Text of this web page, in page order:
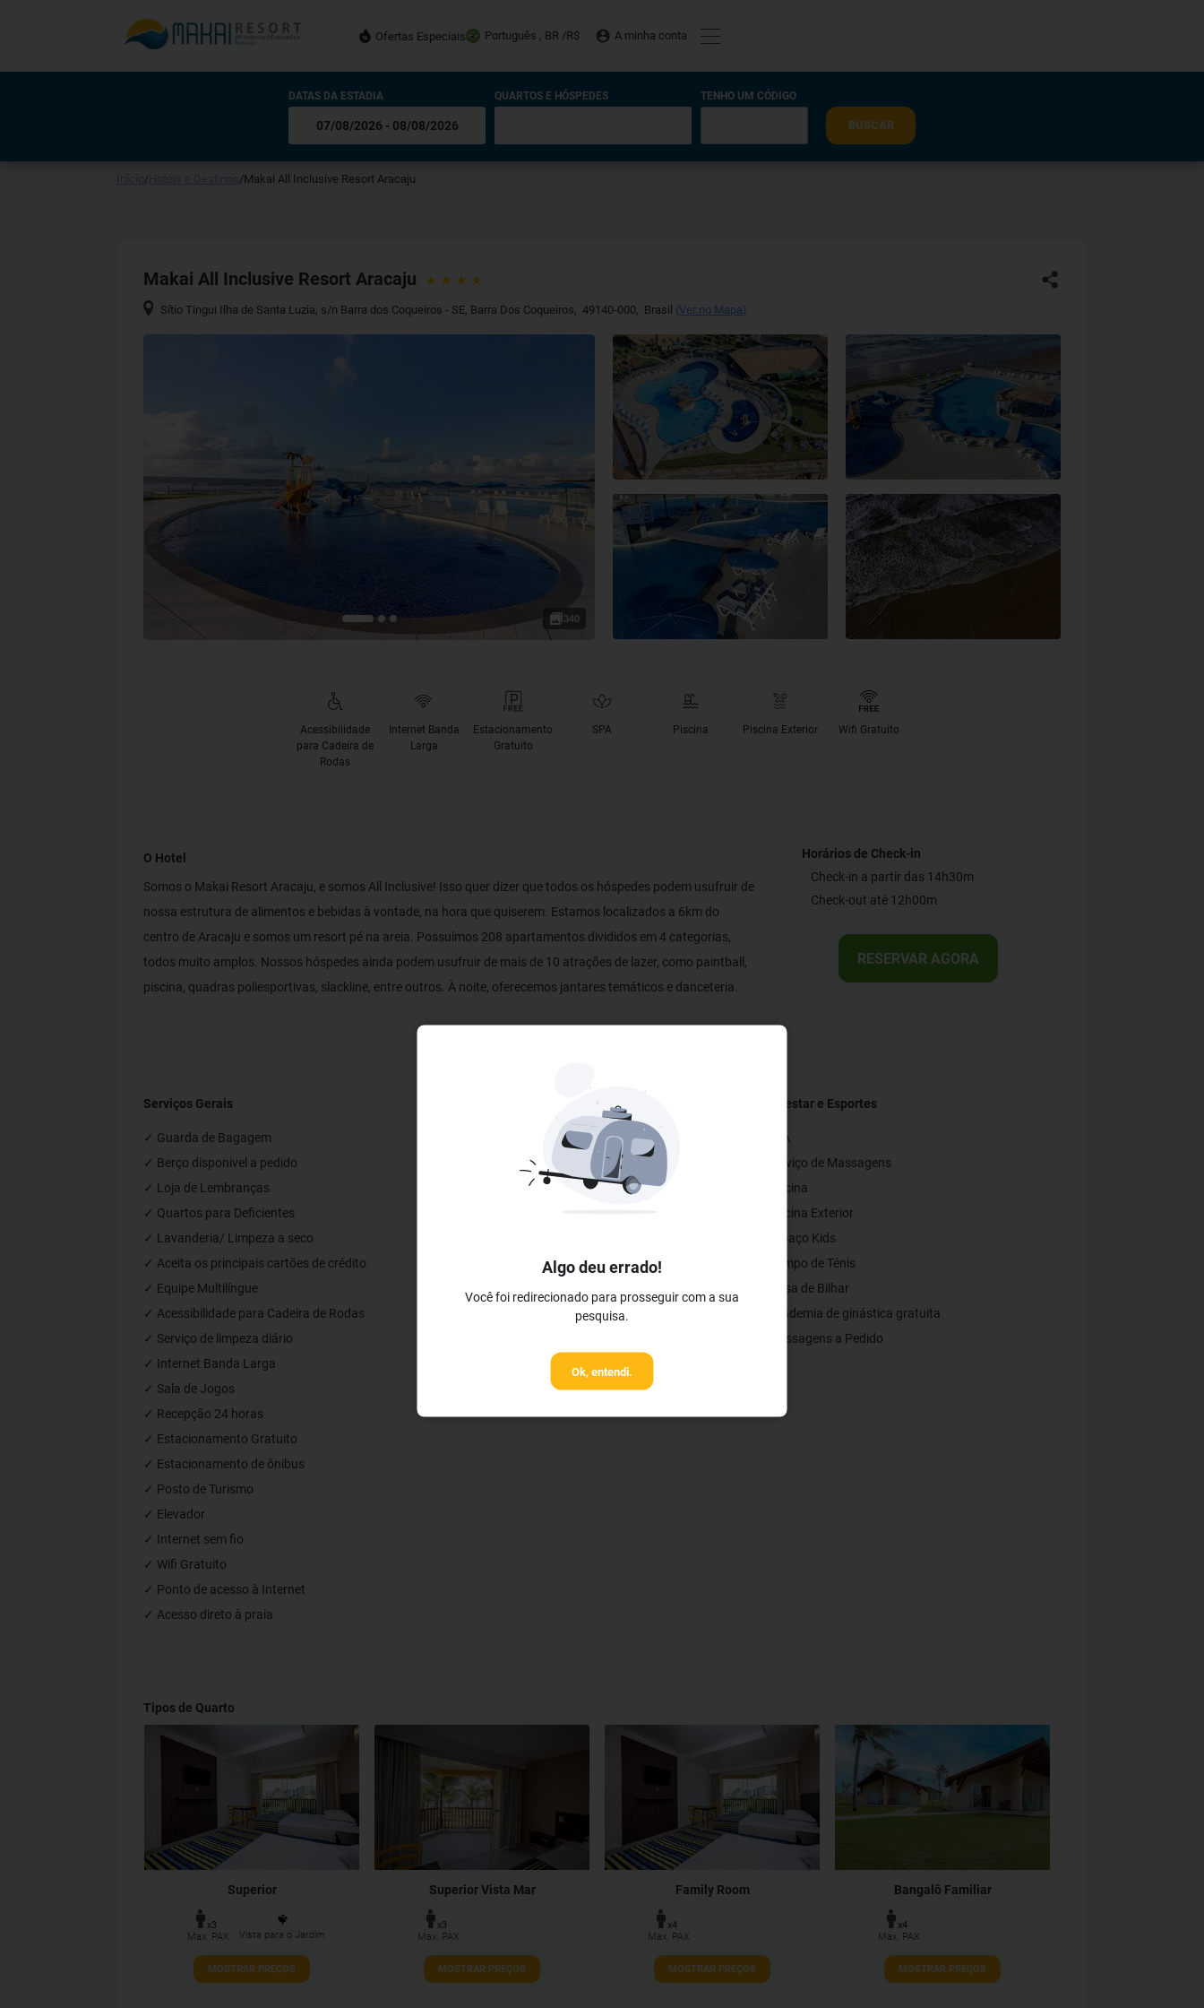
Ofertas Especiais Português , BR /R$ A minha conta
Algo deu errado!
Você foi redirecionado para prosseguir com a sua
pesquisa.
Ok, entendi.
DATAS DA ESTADIA QUARTOS E HÓSPEDES TENHO UM CÓDIGO
BUSCAR
/ /Makai All Inclusive Resort Aracaju
Makai All Inclusive Resort Aracaju
Sítio Tingui Ilha de Santa Luzia, s/n Barra dos Coqueiros - SE, Barra Dos Coqueiros, 49140-000, Brasil (Ver no Mapa)
340
Acessibilidade
para Cadeira de
Rodas
Internet Banda
Larga
Estacionamento
Gratuito
SPA Piscina Piscina Exterior Wifi Gratuito
O Hotel
Somos o Makai Resort Aracaju, e somos All Inclusive! Isso quer dizer que todos os hóspedes podem usufruir de
nossa estrutura de alimentos e bebidas à vontade, na hora que quiserem. Estamos localizados a 6km do
centro de Aracaju e somos um resort pé na areia. Possuímos 208 apartamentos divididos em 4 categorias,
todos muito amplos. Nossos hóspedes ainda podem usufruir de mais de 10 atrações de lazer, como paintball,
piscina, quadras poliesportivas, slackline, entre outros. À noite, oferecemos jantares temáticos e danceteria.
Horários de Check-in
Check-in a partir das 14h30m
Check-out até 12h00m
RESERVAR AGORA
Serviços Gerais
✓ Guarda de Bagagem
✓ Berço disponivel a pedido
✓ Loja de Lembranças
✓ Quartos para Deficientes
✓ Lavanderia/ Limpeza a seco
✓ Aceita os principais cartões de crédito
✓ Equipe Multilíngue
✓ Acessibilidade para Cadeira de Rodas
✓ Serviço de limpeza diário
✓ Internet Banda Larga
✓ Sala de Jogos
✓ Recepção 24 horas
✓ Estacionamento Gratuito
✓ Estacionamento de ônibus
✓ Posto de Turismo
✓ Elevador
✓ Internet sem fio
✓ Wifi Gratuito
✓ Ponto de acesso à Internet
✓ Acesso direto à praia
Restaurantes e Bares
✓ Restaurante
✓ Restaurante Público
Bem-estar e Esportes
✓ SPA
✓ Serviço de Massagens
✓ Piscina
✓ Piscina Exterior
✓ Espaço Kids
✓ Campo de Ténis
✓ Mesa de Bilhar
✓ Academia de ginástica gratuita
✓ Massagens a Pedido
Tipos de Quarto
Superior
x3
Max. PAX
Vista para o Jardim
MOSTRAR PREÇOS
Superior Vista Mar
x3
Max. PAX
MOSTRAR PREÇOS
Family Room
x4
Max. PAX
MOSTRAR PREÇOS
Bangalô Familiar
x4
Max. PAX
MOSTRAR PREÇOS